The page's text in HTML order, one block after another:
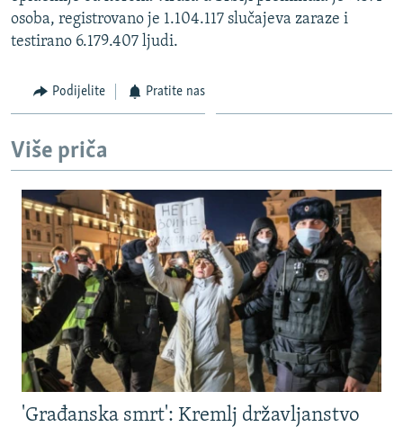
osoba, registrovano je 1.104.117 slučajeva zaraze i
testirano 6.179.407 ljudi.
Podijelite Pratite nas
Više priča
'Građanska smrt': Kremlj državljanstvo